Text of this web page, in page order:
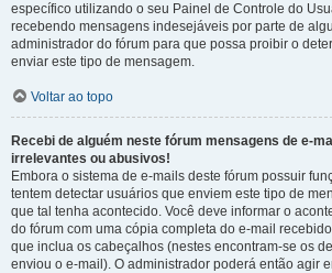
específico utilizando o seu Painel de Controle do
recebendo mensagens indesejáveis por parte de
administrador do fórum para que possa proibir o
enviar este tipo de mensagem.
Voltar ao topo
Recebi de alguém neste fórum mensagens de e-
irrelevantes ou abusivos!
Embora o sistema de e-mails deste fórum possuir
tentem detectar usuários que enviem este tipo de
que tal tenha acontecido. Você deve informar o
do fórum com uma cópia completa do e-mail
que inclua os cabeçalhos (nestes encontram-se os
enviou o e-mail). O administrador poderá então agir